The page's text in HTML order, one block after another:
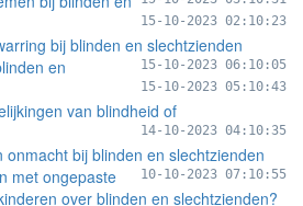
15-10-2023 02:10:23
bij blinden en slechtzienden
15-10-2023 06:10:05
en
15-10-2023 05:10:43
van blindheid of
14-10-2023 04:10:35
onmacht bij blinden en slechtzienden
10-10-2023 07:10:55
met ongepaste
over blinden en slechtzienden?